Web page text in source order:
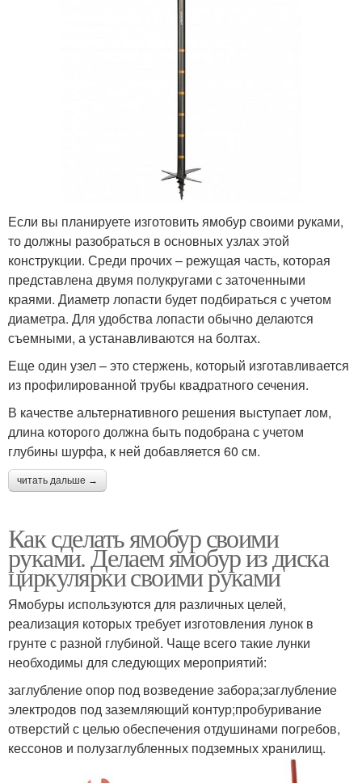
Если вы планируете изготовить ямобур своими руками,
то должны разобраться в основных узлах этой
конструкции. Среди прочих – режущая часть, которая
представлена двумя полукругами с заточенными
краями. Диаметр лопасти будет подбираться с учетом
диаметра. Для удобства лопасти обычно делаются
съемными, а устанавливаются на болтах.
Еще один узел – это стержень, который изготавливается
из профилированной трубы квадратного сечения.
В качестве альтернативного решения выступает лом,
длина которого должна быть подобрана с учетом
глубины шурфа, к ней добавляется 60 см.
читать дальше →
Как сделать ямобур своими
руками. Делаем ямобур из диска
циркулярки своими руками
Ямобуры используются для различных целей,
реализация которых требует изготовления лунок в
грунте с разной глубиной. Чаще всего такие лунки
необходимы для следующих мероприятий:
заглубление опор под возведение забора;заглубление
электродов под заземляющий контур;пробуривание
отверстий с целью обеспечения отдушинами погребов,
кессонов и полузаглубленных подземных хранилищ.